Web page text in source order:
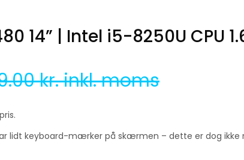
14” | Intel i5-8250U CPU
kr. inkl. moms
lidt keyboard-mærker på skærmen – dette er dog ikke